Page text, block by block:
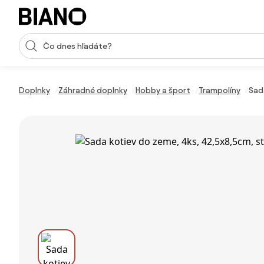
Preskočiť navigáciu, prejsť na obsah
Vstup pre vyhľadávanie
Doplnky Záhradné doplnky Hobby a šport Trampolíny